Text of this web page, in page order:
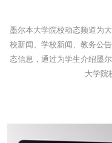
墨尔本大学院校动态频道为
校新闻、学校新闻、教务公
态信息，通过为学生介绍墨
大学院